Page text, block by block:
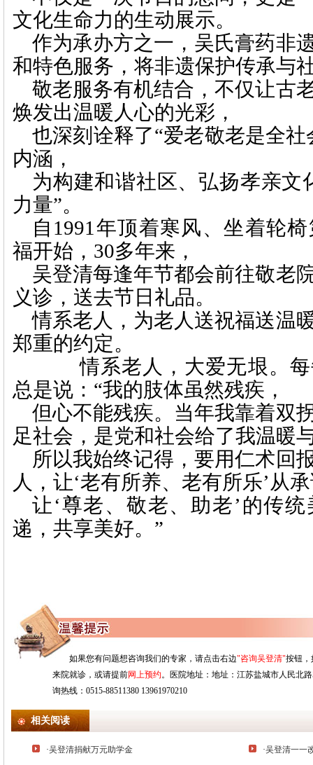
文化生命力的生动展示。
作为承办方之一，吴氏膏药非
和特色服务，将非遗保护传承与
敬老服务有机结合，不仅让古
焕发出温暖人心的光彩，
也深刻诠释了“爱老敬老是全
内涵，
为构建和谐社区、弘扬孝亲文
力量”。
自 1991年顶着寒风、坐着轮
福开始，30多年来，
吴登清每逢年节都会前往敬老
义诊，送去节日礼品。
情系老人，为老人送祝福送温
郑重的约定。
情系老人，大爱无垠。每
总是说： “我的肢体虽然残疾，
但心不能残疾。当年我靠着双
足社会，是党和社会给了我温暖
所以我始终记得，要用仁术回
人，让‘老有所养、老有所乐’从
让‘尊老、敬老、助老’的传
递，共享美好。”
如果您有问题想咨询我们的专家，请点击右边"咨询吴登清"按钮，
来院就诊，或请提前网上预约。医院地址：地址：江苏盐城市人民北
询热线：0515-88511380 13961970210
相关阅读
·吴登清捐献万元助学金 ·吴登清一一